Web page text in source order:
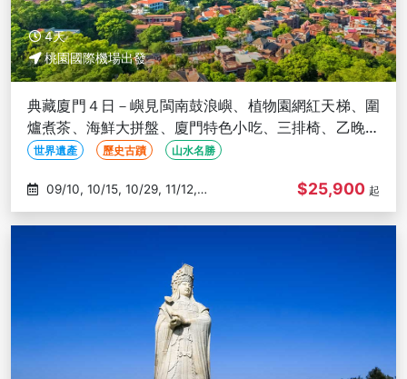
4天
桃園國際機場出發
典藏廈門４日－嶼見閩南鼓浪嶼、植物園網紅天梯、圍
爐煮茶、海鮮大拼盤、廈門特色小吃、三排椅、乙晚五
星飯店(文化參訪)
世界遺產 歷史古蹟 山水名勝
11/26
$25,900 起